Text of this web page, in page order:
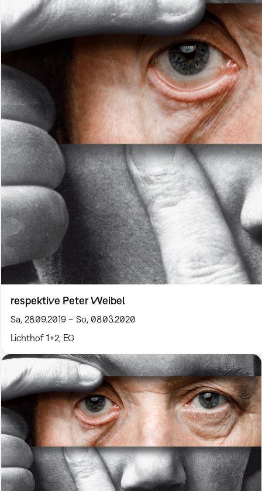
respektive Peter Weibel
Sa, 28.09.2019 – So, 08.03.2020
Lichthof 1+2, EG